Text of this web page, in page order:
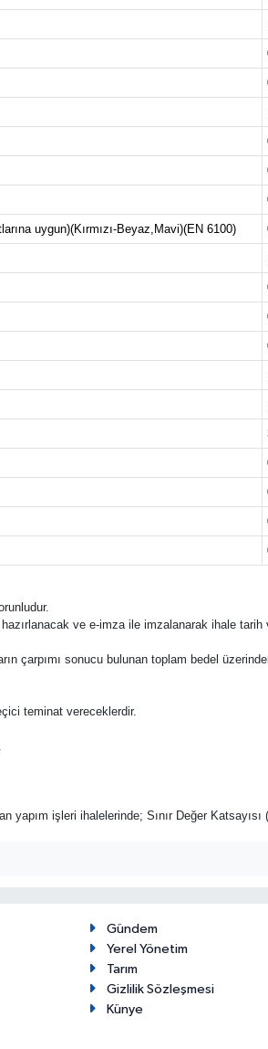
uygun)(Kırmızı-Beyaz,Mavi)(EN 6100)
ve e-imza ile imzalanarak ihale
çarpımı sonucu bulunan toplam bedel
teminat vereceklerdir.
yapım işleri ihalelerinde; Sınır Değer
Gündem
Yerel Yönetim
Tarım
Gizlilik Sözleşmesi
Künye